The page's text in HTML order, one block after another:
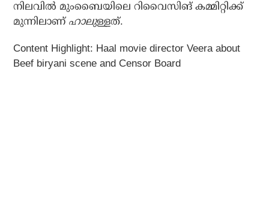
നിലവില്‍ മുംബൈയിലെ റിവൈസിങ് കമ്മിറ്റിക്ക്
മുന്നിലാണ് ഹാലുള്ളത്.
Content Highlight: Haal movie director Veera about
Beef biryani scene and Censor Board